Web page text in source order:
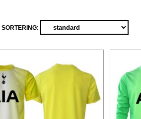
SORTERING: